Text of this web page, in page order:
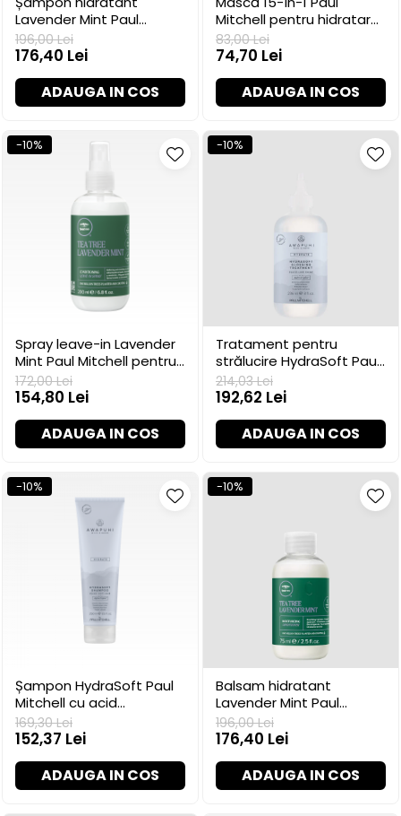
Lavender Mint Paul
Mitchell pentru păr uscat,
300 ml
196,00 Lei
176,40 Lei
ADAUGA IN COS
Mitchell pentru hidratare
și reparare, 60 ml
83,00 Lei
74,70 Lei
ADAUGA IN COS
-10%
Spray leave-in Lavender
Mint Paul Mitchell pentru
hidratare, 200 ml
172,00 Lei
154,80 Lei
ADAUGA IN COS
-10%
Tratament pentru
strălucire HydraSoft Paul
Mitchell, 236 ml
214,03 Lei
192,62 Lei
ADAUGA IN COS
-10%
Șampon HydraSoft Paul
Mitchell cu acid
hialuronic, 250 ml
169,30 Lei
152,37 Lei
ADAUGA IN COS
-10%
Balsam hidratant
Lavender Mint Paul
Mitchell pentru păr uscat,
300 ml
196,00 Lei
176,40 Lei
ADAUGA IN COS